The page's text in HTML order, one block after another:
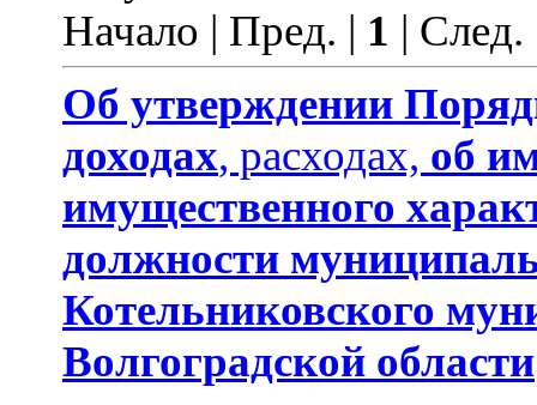
Начало | Пред. | 1 |
Об утверждении
доходах, расходах, об
имущественного
должности
Котельниковского
Волгоградской области